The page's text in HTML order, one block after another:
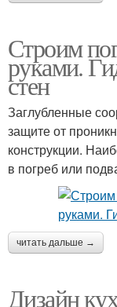
Строим
руками.
стен
Заглубленные
защите от
конструкции.
в погреб или
читать дальше →
Дизайн